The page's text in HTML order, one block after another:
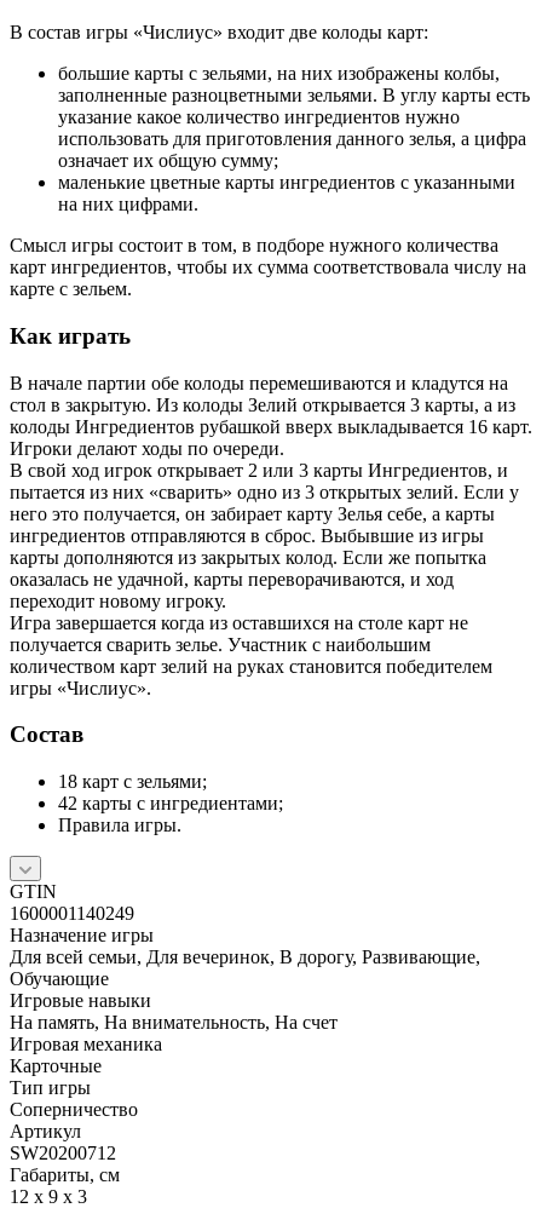
В состав игры «Числиус» входит две колоды карт:
большие карты с зельями, на них изображены колбы,
заполненные разноцветными зельями. В углу карты есть
указание какое количество ингредиентов нужно
использовать для приготовления данного зелья, а цифра
означает их общую сумму;
маленькие цветные карты ингредиентов с указанными
на них цифрами.
Смысл игры состоит в том, в подборе нужного количества
карт ингредиентов, чтобы их сумма соответствовала числу на
карте с зельем.
Как играть
В начале партии обе колоды перемешиваются и кладутся на
стол в закрытую. Из колоды Зелий открывается 3 карты, а из
колоды Ингредиентов рубашкой вверх выкладывается 16 карт.
Игроки делают ходы по очереди.
В свой ход игрок открывает 2 или 3 карты Ингредиентов, и
пытается из них «сварить» одно из 3 открытых зелий. Если у
него это получается, он забирает карту Зелья себе, а карты
ингредиентов отправляются в сброс. Выбывшие из игры
карты дополняются из закрытых колод. Если же попытка
оказалась не удачной, карты переворачиваются, и ход
переходит новому игроку.
Игра завершается когда из оставшихся на столе карт не
получается сварить зелье. Участник с наибольшим
количеством карт зелий на руках становится победителем
игры «Числиус».
Состав
18 карт с зельями;
42 карты с ингредиентами;
Правила игры.
GTIN
1600001140249
Назначение игры
Для всей семьи, Для вечеринок, В дорогу, Развивающие,
Обучающие
Игровые навыки
На память, На внимательность, На счет
Игровая механика
Карточные
Тип игры
Соперничество
Артикул
SW20200712
Габариты, см
12 x 9 x 3